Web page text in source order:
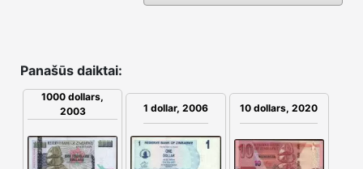
Panašūs daiktai:
1000 dollars,
2003
1 dollar, 2006 10 dollars, 2020